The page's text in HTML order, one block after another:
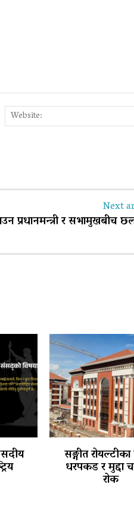
Next
प्रधानमन्त्री र सभामुखबीच
सङ्गीत
धरपकड र मुद्दा
रोक